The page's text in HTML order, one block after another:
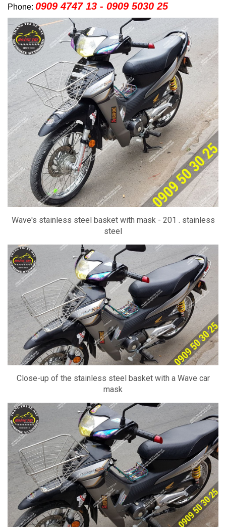
Phone: 0909 4747 13 - 0909 5030 25
Wave's stainless steel basket with mask - 201 . stainless
steel
Close-up of the stainless steel basket with a Wave car
mask